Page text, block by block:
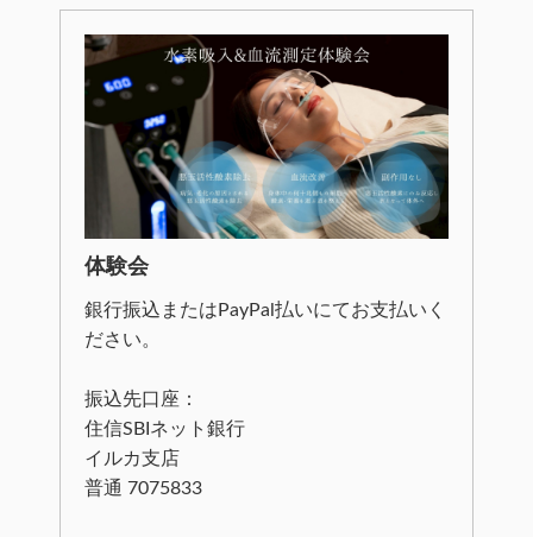
体験会
銀行振込またはPayPal払いにてお支払いく
ださい。
振込先口座：
住信SBIネット銀行
イルカ支店
普通 7075833